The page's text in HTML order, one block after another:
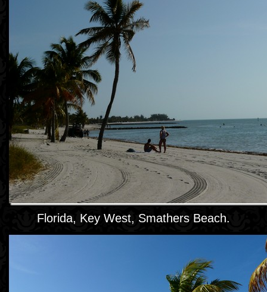
Florida, Key West, Smathers Beach.